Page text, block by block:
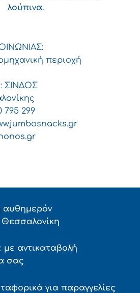
λούπινα.
περιοχή
ΣΙΝΔΟΣ
795 299
αντικαταβολή
σας
για παραγγελίες